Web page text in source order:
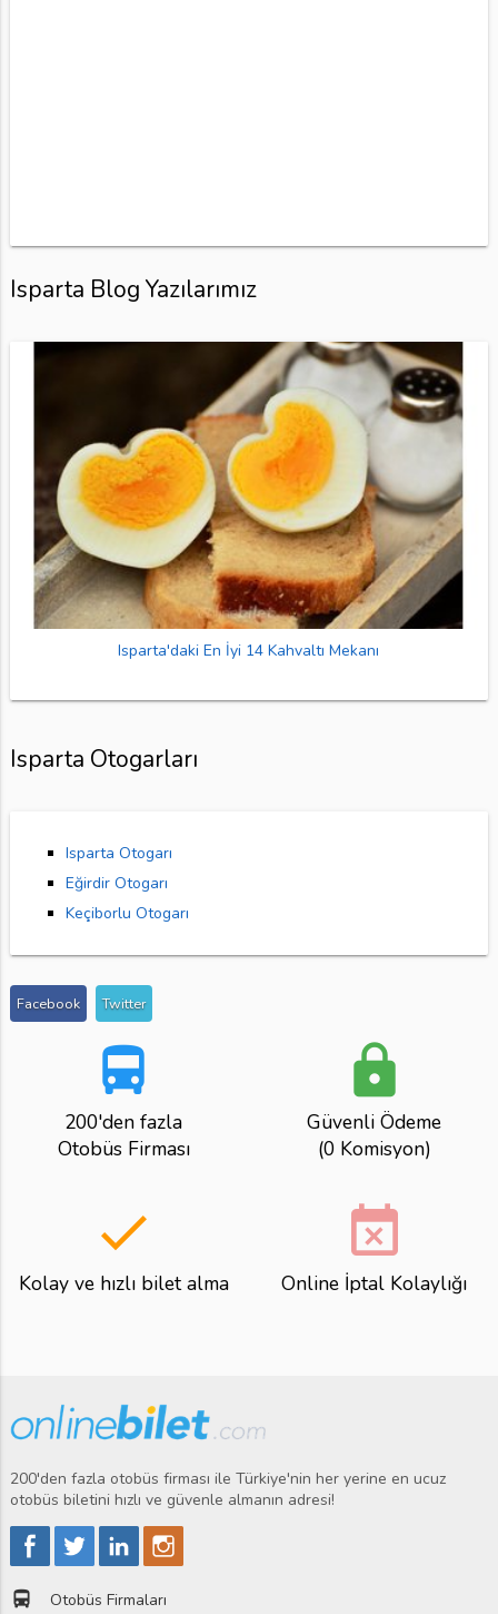
Isparta Blog Yazılarımız
Isparta'daki En İyi 14 Kahvaltı Mekanı
Isparta Otogarları
Isparta Otogarı
Eğirdir Otogarı
Keçiborlu Otogarı
Facebook Twitter
directions_bus
200'den fazla
Otobüs Firması
lock
Güvenli Ödeme
(0 Komisyon)
done
Kolay ve hızlı bilet alma
event_busy
Online İptal Kolaylığı
200'den fazla otobüs firması ile Türkiye'nin her yerine en ucuz
otobüs biletini hızlı ve güvenle almanın adresi!
directions_bus Otobüs Firmaları